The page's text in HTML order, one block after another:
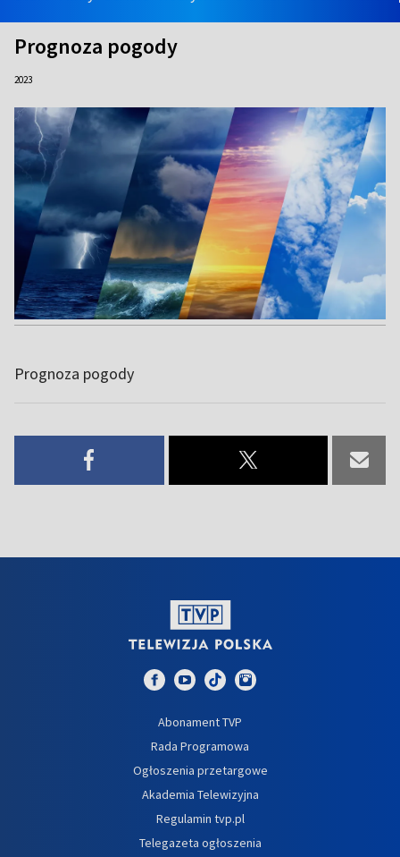
Prognoza pogody
2023
Prognoza pogody
Abonament TVP
Rada Programowa
Ogłoszenia przetargowe
Akademia Telewizyjna
Regulamin tvp.pl
Telegazeta ogłoszenia